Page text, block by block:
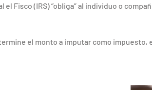
Fisco (IRS) “obliga” al individuo o
el monto a imputar como